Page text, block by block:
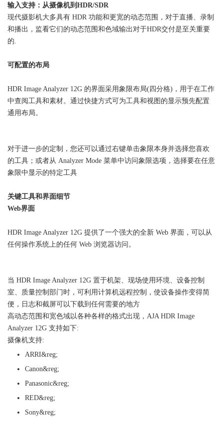
输入支持： 从摄像机到HDR/SDR
现代摄影机大多具有 HDR 功能和更宽的动态范围，对于直播、录制
和播出，监看它们的动态范围和色域输出对于HDR交付是至关重要
的.
可配置的布局
HDR Image Analyzer 12G 的界面采用象限布局(四分格)，用于在工作
中查阅工具和素材。通过快捷方式可为工具和视图的显示预先配置
通用布局。
对于进一步的定制，您还可以通过右键单击象限本身并选择您喜欢
的工具；或者从 Analyzer Mode 菜单中访问象限选项，选择要在任意
象限中显示的特定工具
关键工具和界面细节
Web界面
HDR Image Analyzer 12G 提供了一个强大的全新 Web 界面，可以从
任何操作系统上的任何 Web 浏览器访问。
当 HDR Image Analyzer 12G 置于机架、现场使用环境、设备控制
室、质量控制部门时，可利用计算机远程控制，使设备操作变得简
便，日志和截屏可以下载到任何需要的地方
高动态范围和宽色域以各种各样的格式出现，AJA HDR Image
Analyzer 12G 支持如下:
摄像机支持:
ARRI&reg;
Canon&reg;
Panasonic&reg;
RED&reg;
Sony&reg;